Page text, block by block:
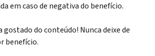
em caso de negativa do benefício.
gostado do conteúdo! Nunca deixe de
benefício.